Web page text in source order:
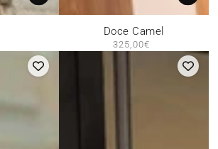
Doce Camel
Prix
325,00€